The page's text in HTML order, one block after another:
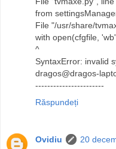
from
File "/usr/share/
with open(cfgfile,
^
SyntaxError: invalid
dragos@dragos-
-----------------------
Răspundeți
Ovidiu
20